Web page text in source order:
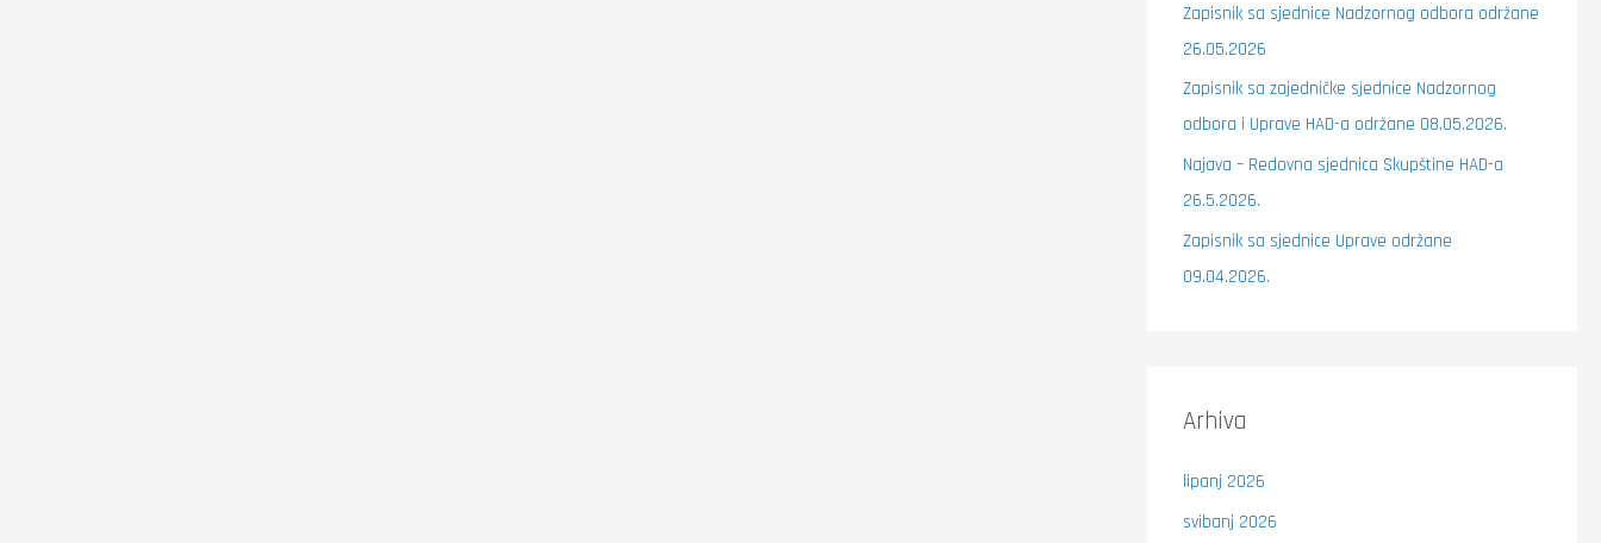
Zapisnik sa sjednice Nadzornog odbora održane
26.05.2026
Zapisnik sa zajedničke sjednice Nadzornog
odbora i Uprave HAD-a održane 08.05.2026.
Najava – Redovna sjednica Skupštine HAD-a
26.5.2026.
Zapisnik sa sjednice Uprave održane
09.04.2026.
Arhiva
lipanj 2026
svibanj 2026